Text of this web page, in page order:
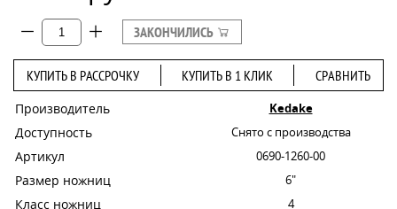
ЗАКОНЧИЛИСЬ
КУПИТЬ В РАССРОЧКУ КУПИТЬ В 1 КЛИК СРАВНИТЬ
Производитель Kedake
Доступность Снято с производства
Артикул 0690-1260-00
Размер ножниц 6"
Класс ножниц 4